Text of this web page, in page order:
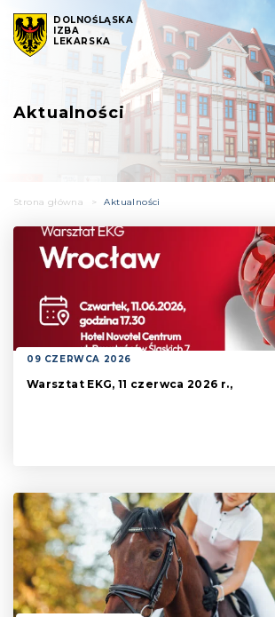
DOLNOŚLĄSKA
IZBA
LEKARSKA
Aktualności
Strona główna > Aktualności
09 CZERWCA 2026
Warsztat EKG, 11 czerwca 2026 r.,